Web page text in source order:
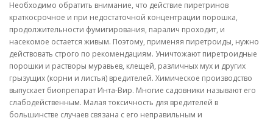
Необходимо обратить внимание, что действие пиретринов
краткосрочное и при недостаточной концентрации порошка,
продолжительности фумигирования, паралич проходит, и
насекомое остается живым. Поэтому, применяя пиретроиды, нужно
действовать строго по рекомендациям. Уничтожают пиретроидные
порошки и растворы муравьев, клещей, различных мух и других
грызущих (корни и листья) вредителей. Химическое производство
выпускает биопрепарат Инта-Вир. Многие садовники называют его
слабодейственным. Малая токсичность для вредителей в
большинстве случаев связана с его неправильным и